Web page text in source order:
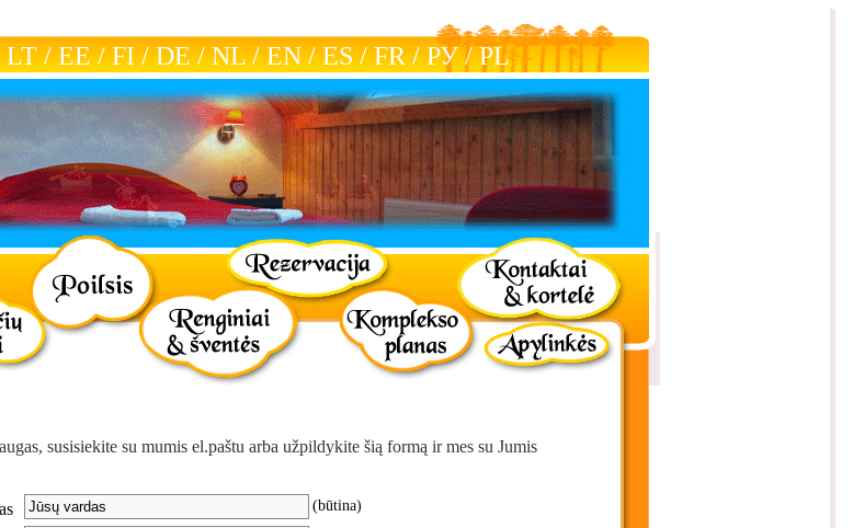
LT / EE / FI / DE / NL / EN / ES / FR / РУ/РL
susisiekite su mumis el.paštu arba užpildykite šią formą ir mes su Jumis
(būtina)